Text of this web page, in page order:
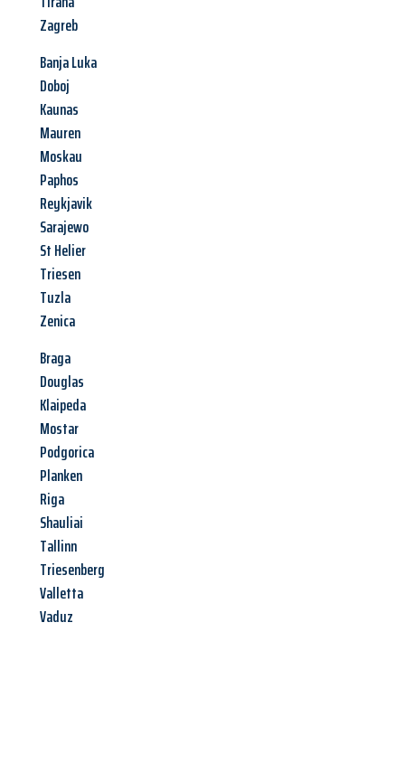
Zagreb
Banja Luka
Doboj
Kaunas
Mauren
Moskau
Paphos
Reykjavik
Sarajewo
St Helier
Triesen
Tuzla
Zenica
Braga
Douglas
Klaipeda
Mostar
Podgorica
Planken
Riga
Shauliai
Tallinn
Triesenberg
Valletta
Vaduz